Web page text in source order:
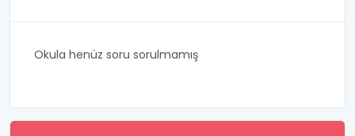
Okula henüz soru sorulmamış